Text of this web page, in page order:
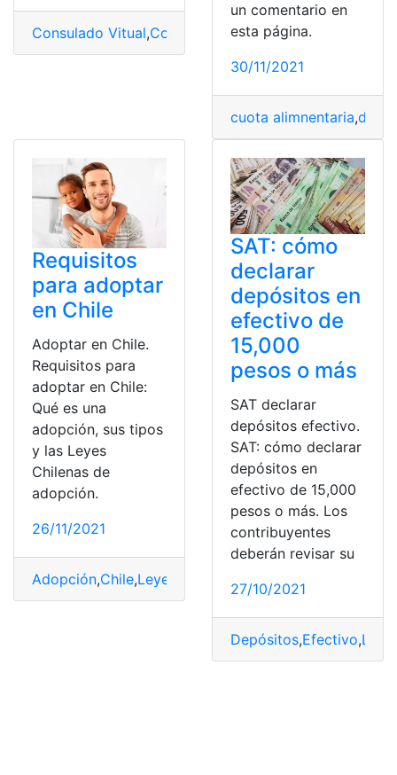
Consulado Vitual,Contraloría Contraloría General del
un comentario en
esta página.
30/11/2021
cuota alimnentaria,
Requisitos
para adoptar
en Chile
Adoptar en Chile.
Requisitos para
adoptar en Chile:
Qué es una
adopción, sus tipos
y las Leyes
Chilenas de
adopción.
26/11/2021
Adopción,Chile,Leyes , Tipos
SAT: cómo
declarar
depósitos en
efectivo de
15,000
pesos o más
SAT declarar
depósitos efectivo.
SAT: cómo declarar
depósitos en
efectivo de 15,000
pesos o más. Los
contribuyentes
deberán revisar su
27/10/2021
Depósitos,Efectivo,